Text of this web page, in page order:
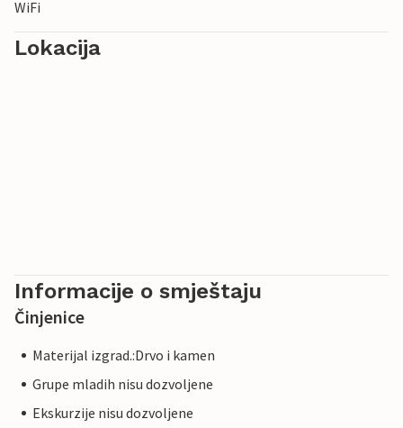
WiFi
Lokacija
Informacije o smještaju
Činjenice
Materijal izgrad.:Drvo i kamen
Grupe mladih nisu dozvoljene
Ekskurzije nisu dozvoljene